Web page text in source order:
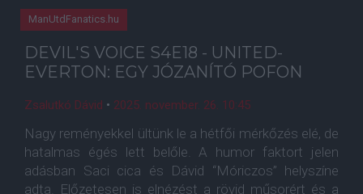
ManUtdFanatics.hu
DEVIL'S VOICE S4E18 - UNITED-
EVERTON: EGY JÓZANÍTÓ POFON
Zsalutkó Dávid • 2025. november. 26. 10:45
Nagy reményekkel ültünk le a hétfői mérkőzés elé, de
hatalmas égés lett belőle. A humor faktort jelen
adásban Saci cica és Dávid “Móriczos” helyszíne
adta. Előzetesen is elnézést a rövid műsorért és a